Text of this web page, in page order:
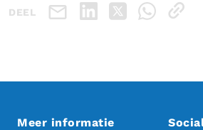
DEEL
Meer informatie